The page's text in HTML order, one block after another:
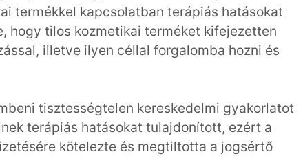
termékkel kapcsolatban terápiás hatásokat
hogy tilos kozmetikai terméket kifejezetten
illetve ilyen céllal forgalomba hozni és
tisztességtelen kereskedelmi gyakorlatot
terápiás hatásokat tulajdonított, ezért a
kötelezte és megtiltotta a jogsértő